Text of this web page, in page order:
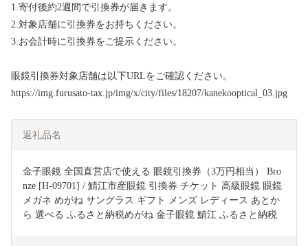
1.寄付後約2週間で引換券が届きます。
2.対象店舗に引換券をお持ちください。
3.お会計時に引換券をご提示ください。
眼鏡引換券対象店舗は以下URLをご確認ください。
https://img.furusato-tax.jp/img/x/city/files/18207/kanekooptical_03.jpg
返礼品名
金子眼鏡 全国直営店で使える 眼鏡引換券（3万円相当） Bro
nze [H-09701] / 鯖江市産眼鏡 引換券 チケット 高級眼鏡 眼鏡
メガネ めがね サングラス ギフト メンズ レディース あとか
ら 選べる ふるさと納税めがね 金子眼鏡 鯖江 ふるさと納税